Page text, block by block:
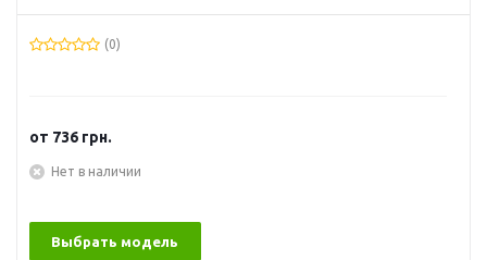
(0)
от 736 грн.
Нет в наличии
Выбрать модель